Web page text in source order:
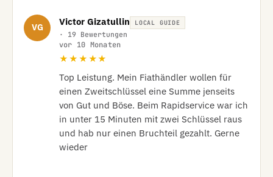
VG
Victor Gizatullin LOCAL GUIDE
· 19 Bewertungen
vor 10 Monaten
★★★★★
Top Leistung. Mein Fiathändler wollen für
einen Zweitschlüssel eine Summe jenseits
von Gut und Böse. Beim Rapidservice war ich
in unter 15 Minuten mit zwei Schlüssel raus
und hab nur einen Bruchteil gezahlt. Gerne
wieder